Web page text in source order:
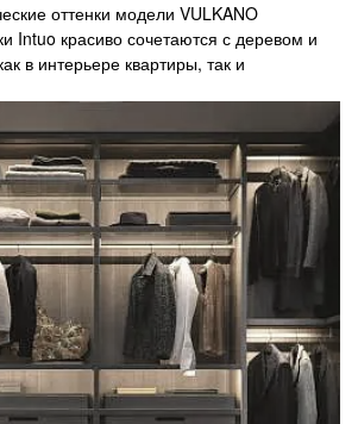
оттенки модели VULKANO
Intuo красиво сочетаются с деревом и
в интерьере квартиры, так и